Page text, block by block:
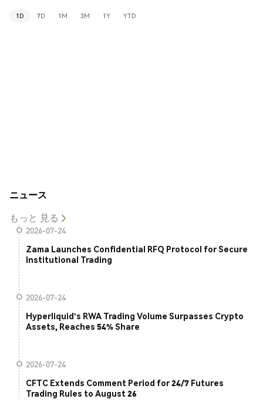
1D 7D 1M 3M 1Y YTD
ニュース
もっと 見る
2026-07-24
Zama Launches Confidential RFQ Protocol for Secure
Institutional Trading
2026-07-24
Hyperliquid's RWA Trading Volume Surpasses Crypto
Assets, Reaches 54% Share
2026-07-24
CFTC Extends Comment Period for 24/7 Futures
Trading Rules to August 26